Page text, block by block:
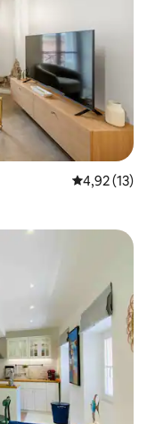
4,92 av 5 i
4,92 (13)